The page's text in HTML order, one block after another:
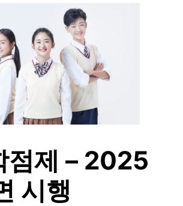
점제 – 2025
시행